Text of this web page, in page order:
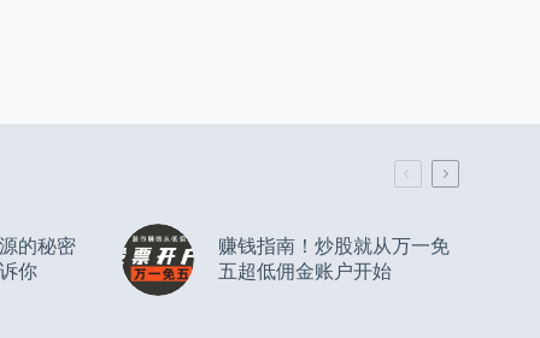
的秘密
你
赚钱指南！炒股就从万一免
五超低佣金账户开始